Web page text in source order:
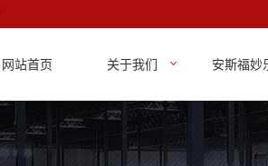
网站首页 关于我们 安斯福妙